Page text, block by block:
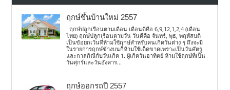
ฤกษ์ขึ้นบ้านใหม่ 2557
ฤกษ์ปลูกเรือนตามเดือน เดือนดีคือ 6,9,12,1,2,4 (เดือน
ไทย) ฤกษ์ปลูกเรือนตามวัน วันดีคือ จันทร์, พุธ, พฤหัสบดี
เป็นข้อยกเว้นที่ห้ามใช้ฤกษ์สำหรับคนเกิดวันต่าง ๆ ถึงจะมี
ในรายการฤกษ์ข้างบนก็ห้ามใช้เด็ดขาดเพราะเป็นวันศัตรู
และกาลกิณีกับวันเกิด 1. ผู้เกิดวันอาทิตย์ ห้ามใช้ฤกษ์ที่เป็น
วันศุกร์และวันอังคาร...
ฤกษ์ออกรถปี 2557